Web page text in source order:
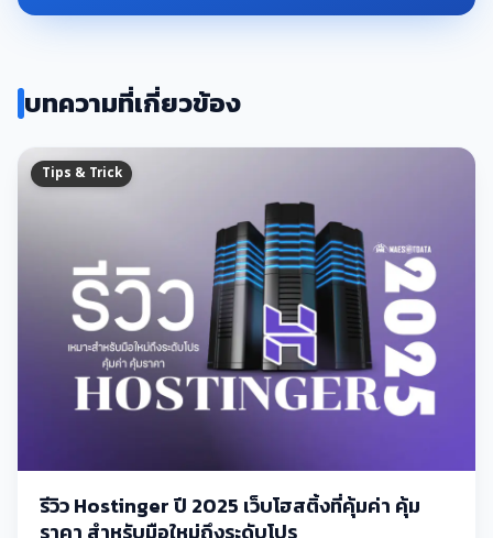
บทความที่เกี่ยวข้อง
Tips & Trick
รีวิว Hostinger ปี 2025 เว็บโฮสติ้งที่คุ้มค่า คุ้ม
ราคา สำหรับมือใหม่ถึงระดับโปร